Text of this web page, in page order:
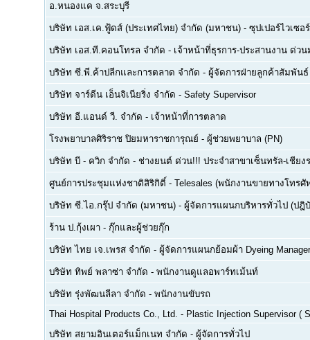
อ.หนองแค จ.สระบุรี
บริษัท เอส.เค.ฟู้ดส์ (ประเทศไทย) จำกัด (มหาชน) - ซุปเปอร์ไวเซ
บริษัท เอส.ที.คอนโทรล จำกัด - เจ้าหน้าที่ธุรการ-ประสานงาน ด่วน
บริษัท ซี.พี.ค้าปลีกและการตลาด จำกัด - ผู้จัดการฝ่ายลูกค้าสัมพันธ์
บริษัท จาร์ดีน เอ็นจิเนียริ่ง จำกัด - Safety Supervisor
บริษัท อี.แอนด์ วี. จำกัด - เจ้าหน้าที่การตลาด
โรงพยาบาลศิริราช ปิยมหาราชการุณย์ - ผู้ช่วยพยาบาล (PN)
บริษัท บี - ควิก จำกัด - ช่างยนต์ ด่วน!!! ประจำสาขาเซ็นทรัล-เชียง
ศูนย์การประชุมแห่งชาติสิริกิติ์ - Telesales (พนักงานขายทางโทร
บริษัท ซี.ไอ.กรุ๊ป จำกัด (มหาชน) - ผู้จัดการแผนกบริหารทั่วไป (ปฎิ
ร้าน ป.กุ้งเผา - กุ๊กและผู้ช่วยกุ๊ก
บริษัท ไทย เจ.เพรส จำกัด - ผู้จัดการแผนกย้อมผ้า Dyeing Manager
บริษัท ทิพย์ พลาซ่า จำกัด - พนักงานดูแลอพาร์ทเม้นท์
บริษัท รุ่งพัฒนลีลา จำกัด - พนักงานขับรถ
Thai Hospital Products Co., Ltd. - Plastic Injection Supervisor (
บริษัท สยามอินเตอร์แม็กเนท จำกัด - ผู้จัดการทั่วไป